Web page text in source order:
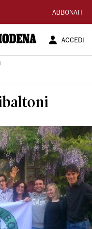
ABBONATI
ACCEDI